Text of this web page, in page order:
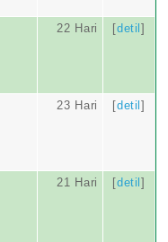
22 Hari [detil]
23 Hari [detil]
21 Hari [detil]